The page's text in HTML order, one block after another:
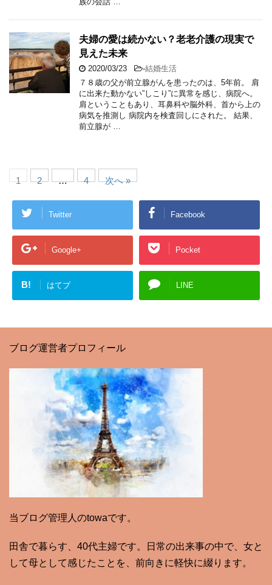
夫婦の愛は続かない？老老介護の現実で
見えた未来
2020/03/23 -結婚生活
７８歳の父が前立腺がんを患ったのは、5年前。 肩
に出来た動かない”しこり”に異常を感じ、病院へ。
肩ということもあり、耳鼻科や脳外科、首から上の
病気を推測し 病院内を検査回しにされた。 結果、
前立腺が …
1 2 … 4 次へ »
Twitter Facebook
Google+ Pocket
B! はてブ LINE
ブログ運営者プロフィール
当ブログ管理人のtowaです。
田舎で暮らす、40代主婦です。日常の出来事の中で、女と
して母として感じたことを、前向きに軽快に綴ります。